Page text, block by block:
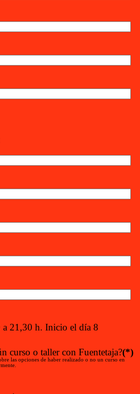
a 21,30 h. Inicio el día 8
curso o taller con Fuentetaja?(*)
las opciones de haber realizado o no un curso en